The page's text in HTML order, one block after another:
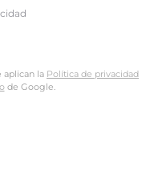
aplican la Política de privacidad
de Google.